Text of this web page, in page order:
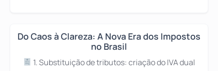
Do Caos à Clareza: A Nova Era dos Impostos
no Brasil
1. Substituição de tributos: criação do IVA dual